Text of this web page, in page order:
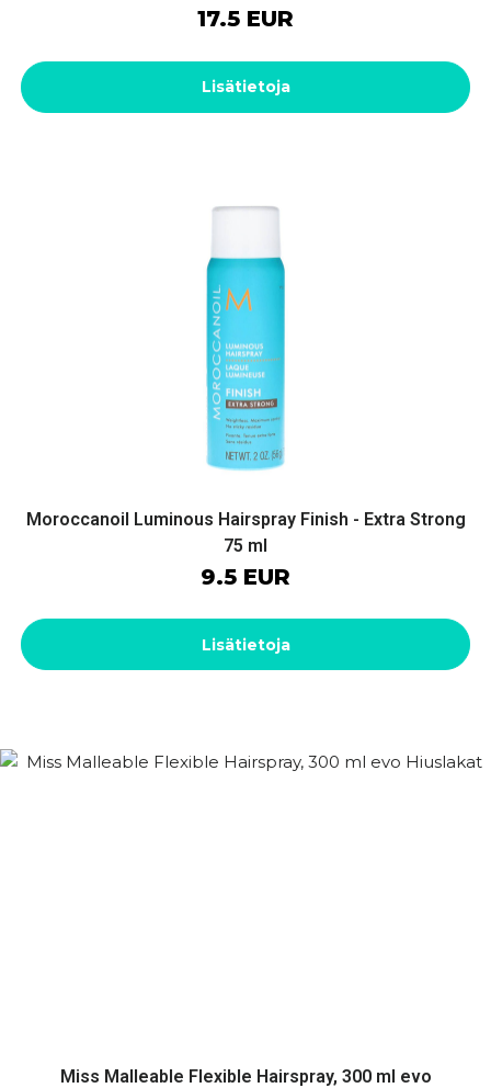
17.5 EUR
Lisätietoja
Moroccanoil Luminous Hairspray Finish - Extra Strong
75 ml
9.5 EUR
Lisätietoja
Miss Malleable Flexible Hairspray, 300 ml evo